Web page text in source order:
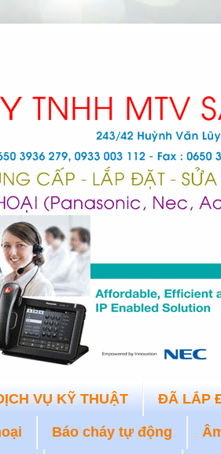
VỤ KỸ THUẬT ĐÃ LẮP
Báo cháy tự động